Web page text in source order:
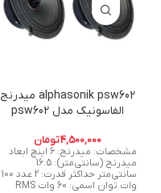
alphasonik psw602 میدرنج
الفاسونیک مدل psw602
4,500,000تومان
مشخصات: میدرنج: 6 اینچ ابعاد
میدرنج (سانتی‌متر): 16.5
سانتی‌متر حداکثر قدرت: 2 عدد 100
وات توان اسمی: 60 وات RMS